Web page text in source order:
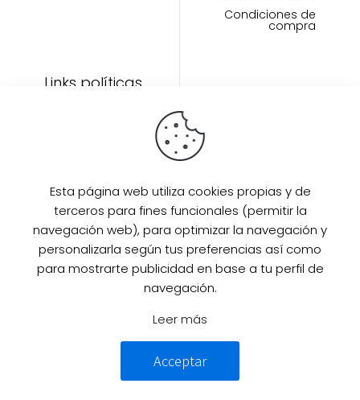
Condiciones de
compra
Links políticas
Inicio
Artículos
Eventos
SUPER PROMO
Sobre mi
Contacto
© 2025 Desarrollado porGuille
Campillo
Esta página web utiliza cookies propias y de
terceros para fines funcionales (permitir la
navegación web), para optimizar la navegación y
personalizarla según tus preferencias así como
para mostrarte publicidad en base a tu perfil de
navegación.
Leer más
Acceptar